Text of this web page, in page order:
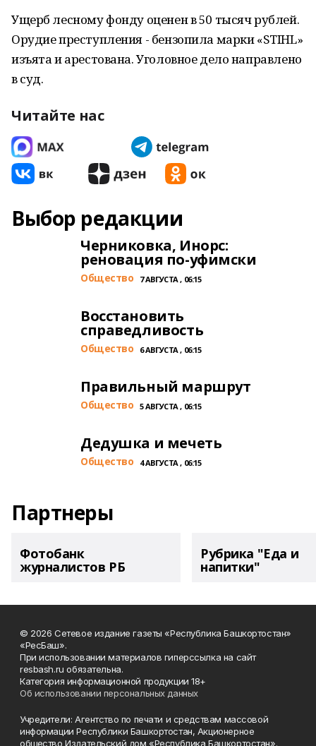
Ущерб лесному фонду оценен в 50 тысяч рублей.
Орудие преступления - бензопила марки «STIHL»
изъята и арестована. Уголовное дело направлено
в суд.
Читайте нас
Выбор редакции
Черниковка, Инорс:
реновация по-уфимски
Общество 7 АВГУСТА , 06:15
Восстановить
справедливость
Общество 6 АВГУСТА , 06:15
Правильный маршрут
Общество 5 АВГУСТА , 06:15
Дедушка и мечеть
Общество 4 АВГУСТА , 06:15
Партнеры
Фотобанк
журналистов РБ
Рубрика "Еда и
напитки"
© 2026 Сетевое издание газеты «Республика Башкортостан»
«РесБаш».
При использовании материалов гиперссылка на сайт
resbash.ru обязательна.
Категория информационной продукции 18+
Об использовании персональных данных
Учредители: Агентство по печати и средствам массовой
информации Республики Башкортостан, Акционерное
общество Издательский дом «Республика Башкортостан».